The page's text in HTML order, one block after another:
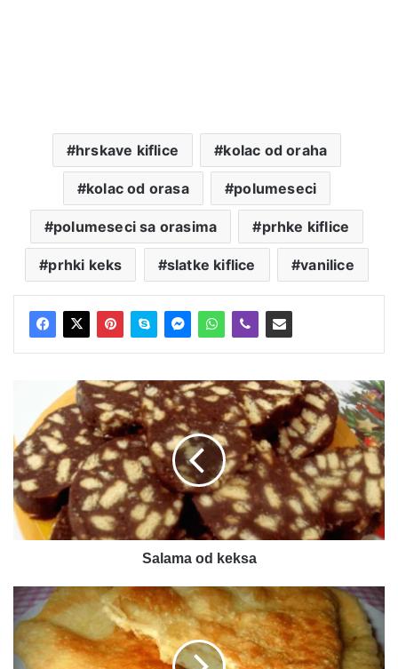
hrskave kiflice kolac od oraha
kolac od orasa polumeseci
polumeseci sa orasima prhke kiflice
prhki keks slatke kiflice vanilice
keksa
Salama od keksa
Posne
lepinje
sa
krompirom